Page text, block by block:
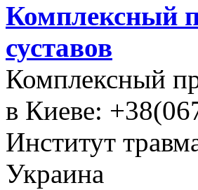
Комплексный
суставов
Комплексный
в Киеве:
Институт
Украина